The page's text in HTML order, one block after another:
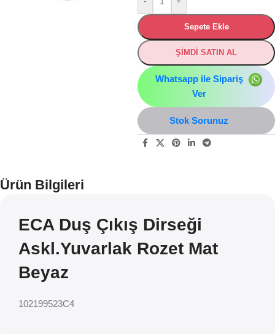
Sepete Ekle
ŞİMDİ SATIN AL
Whatsapp ile Sipariş
Ver
Stok Sorunuz
Ürün Bilgileri
ECA Duş Çıkış Dirseği
Askl.Yuvarlak Rozet Mat
Beyaz
102199523C4